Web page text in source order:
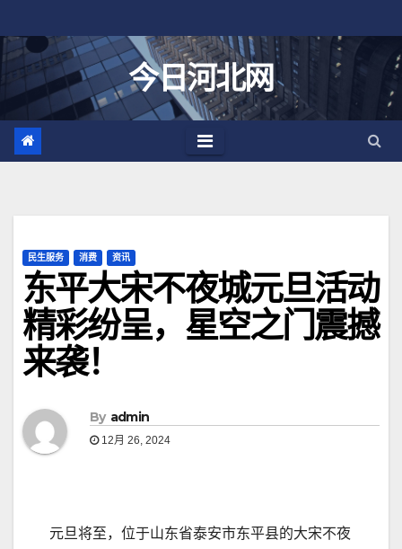
至
今日河北网
民生服务 消费 资讯
东平大宋不夜城元旦活动
精彩纷呈，星空之门震撼
来袭！
By admin
12月 26, 2024
元旦将至，位于山东省泰安市东平县的大宋不夜